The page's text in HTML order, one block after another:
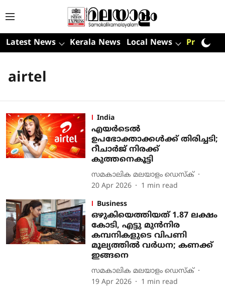
Latest News Kerala News Local News Premium
airtel
India
എയർടെൽ
ഉപഭോക്താക്കൾക്ക് തിരിച്ചടി;
റീചാർജ് നിരക്ക്
കുത്തനെകൂട്ടി
സമകാലിക മലയാളം ഡെസ്ക്
20 Apr 2026
1 min read
Business
ഒഴുകിയെത്തിയത് 1.87 ലക്ഷം
കോടി, എട്ടു മുന്‍നിര
കമ്പനികളുടെ വിപണി
മൂല്യത്തില്‍ വര്‍ധന; കണക്ക്
ഇങ്ങനെ
സമകാലിക മലയാളം ഡെസ്ക്
19 Apr 2026
1 min read